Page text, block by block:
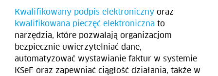
Kwalifikowany podpis elektroniczny oraz
kwalifikowana pieczęć elektroniczna to
narzędzia, które pozwalają organizacjom
bezpiecznie uwierzytelniać dane,
automatyzować wystawianie faktur w systemie
KSeF oraz zapewniać ciągłość działania, także w